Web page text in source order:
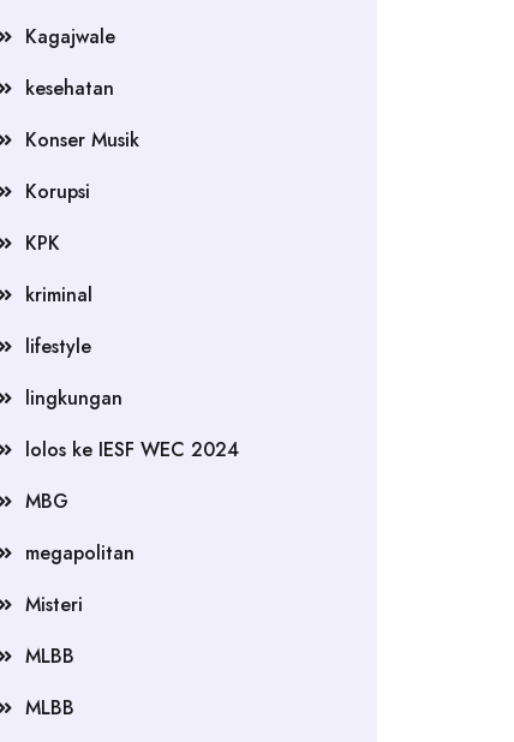
Kagajwale
kesehatan
Konser Musik
Korupsi
KPK
kriminal
lifestyle
lingkungan
lolos ke IESF WEC 2024
MBG
megapolitan
Misteri
MLBB
MLBB